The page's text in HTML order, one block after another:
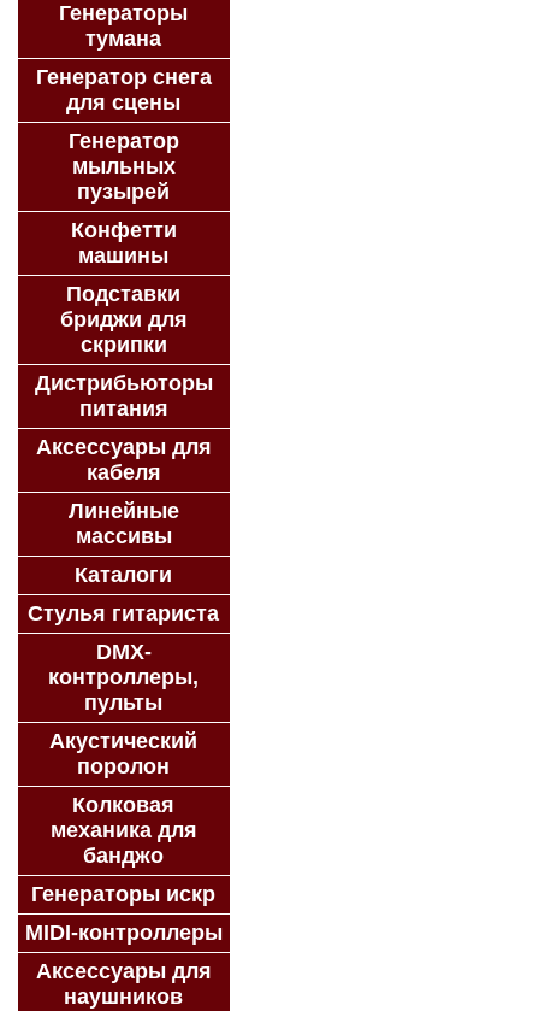
Генераторы
тумана
Генератор снега
для сцены
Генератор
мыльных
пузырей
Конфетти
машины
Подставки
бриджи для
скрипки
Дистрибьюторы
питания
Аксессуары для
кабеля
Линейные
массивы
Каталоги
Стулья гитариста
DMX-
контроллеры,
пульты
Акустический
поролон
Колковая
механика для
банджо
Генераторы искр
MIDI-контроллеры
Аксессуары для
наушников